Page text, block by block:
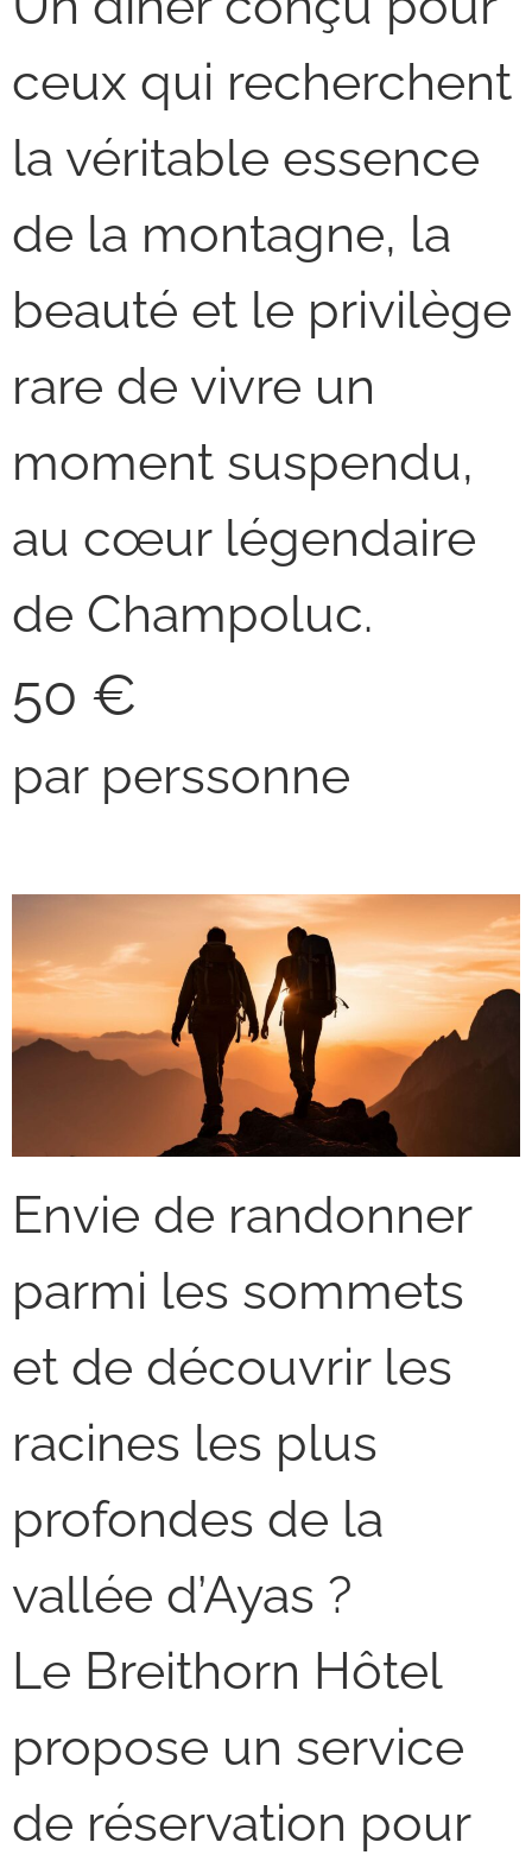
ceux qui recherchent
la véritable essence
de la montagne, la
beauté et le privilège
rare de vivre un
moment suspendu,
au cœur légendaire
de Champoluc.
50 €
par perssonne
Envie de randonner
parmi les sommets
et de découvrir les
racines les plus
profondes de la
vallée d’Ayas ?
Le Breithorn Hôtel
propose un service
de réservation pour